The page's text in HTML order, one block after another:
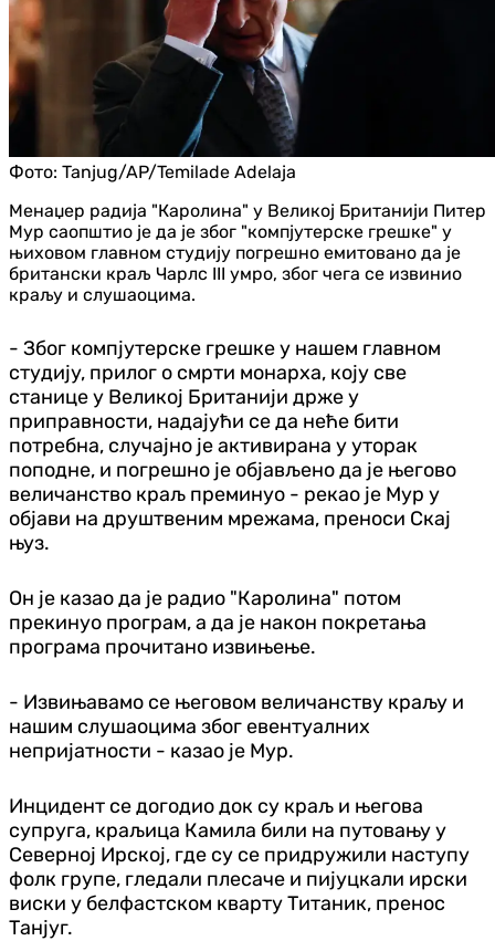
Фото: Tanjug/AP/Temilade Adelaja
Менаџер радија "Каролина" у Великој Британији Питер
Мур саопштио је да је због "компјутерске грешке" у
њиховом главном студију погрешно емитовано да је
британски краљ Чарлс III умро, због чега се извинио
краљу и слушаоцима.
- Због компјутерске грешке у нашем главном
студију, прилог о смрти монарха, коју све
станице у Великој Британији држе у
приправности, надајући се да неће бити
потребна, случајно је активирана у уторак
поподне, и погрешно је објављено да је његово
величанство краљ преминуо - рекао је Мур у
објави на друштвеним мрежама, преноси Скај
њуз.
Он је казао да је радио "Каролина" потом
прекинуо програм, а да је након покретања
програма прочитано извињење.
- Извињавамо се његовом величанству краљу и
нашим слушаоцима због евентуалних
непријатности - казао је Мур.
Инцидент се догодио док су краљ и његова
супруга, краљица Камила били на путовању у
Северној Ирској, где су се придружили наступу
фолк групе, гледали плесаче и пијуцкали ирски
виски у белфастском кварту Титаник, пренос
Танјуг.